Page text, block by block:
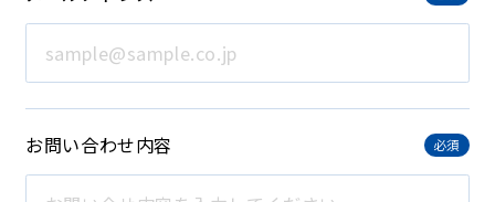
お問い合わせ内容 必須